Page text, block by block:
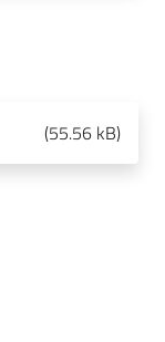
(55.56 kB)